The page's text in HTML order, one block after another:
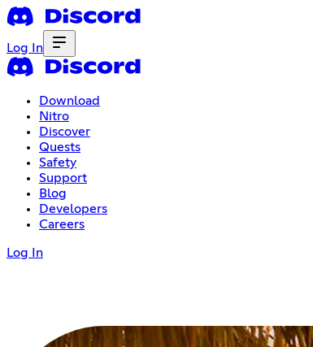
Log In
Download
Nitro
Discover
Quests
Safety
Support
Blog
Developers
Careers
Log In